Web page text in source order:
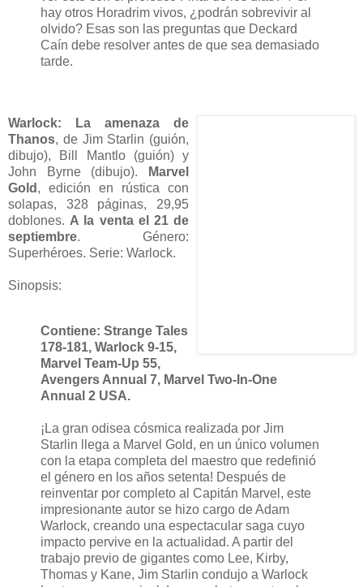
hay otros Horadrim vivos, ¿podrán sobrevivir al
olvido? Esas son las preguntas que Deckard
Caín debe resolver antes de que sea demasiado
tarde.
Warlock: La amenaza de
Thanos, de Jim Starlin (guión,
dibujo), Bill Mantlo (guión) y
John Byrne (dibujo).
Marvel
Gold , edición en rústica con
solapas, 328 páginas, 29,95
doblones. A la venta el 21 de
septiembre. Género:
Superhéroes. Serie: Warlock.
Sinopsis:
Contiene: Strange Tales
178-181, Warlock 9-15,
Marvel Team-Up 55,
Avengers Annual 7, Marvel Two-In-One
Annual 2 USA.
¡La gran odisea cósmica realizada por Jim
Starlin llega a Marvel Gold, en un único volumen
con la etapa completa del maestro que redefinió
el género en los años setenta! Después de
reinventar por completo al Capitán Marvel, este
impresionante autor se hizo cargo de Adam
Warlock, creando una espectacular saga cuyo
impacto pervive en la actualidad. A partir del
trabajo previo de gigantes como Lee, Kirby,
Thomas y Kane, Jim Starlin condujo a Warlock